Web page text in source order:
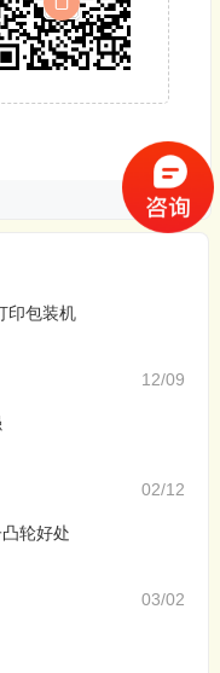
印包装机
12/09
02/12
轮好处
03/02